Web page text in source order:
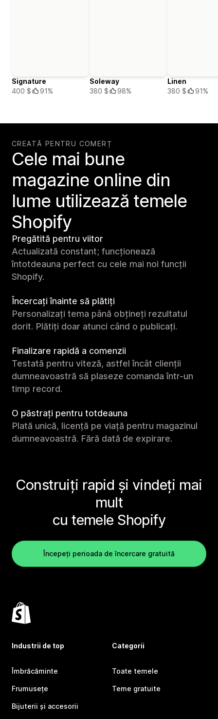
Signature
400 $
91%
Soleway
380 $
98%
Linen
380 $
91%
CREATĂ PENTRU COMERȚ
Cele mai bune
magazine online din
lume utilizează temele
Shopify
Pregătită pentru viitor
Actualizată constant; funcționează
întotdeauna perfect cu cele mai noi funcții
Shopify.
Încercați înainte să plătiți
Personalizați tema până obțineți rezultatul
dorit. Plătiți doar atunci când o publicați.
Finalizare rapidă a comenzii
Testată pentru viteză, astfel încât clienții
dumneavoastră să plaseze comanda într-un
timp record.
O păstrați pentru totdeauna
Plată unică, licență pe viață pentru magazinul
dumneavoastră. Fără dată de expirare.
Construiți rapid și vindeți mai
mult
cu temele Shopify
Începeți perioada de încercare gratuită
Industrii de top
Îmbrăcăminte
Frumusețe
Bijuterii și accesorii
Categorii
Toate temele
Teme gratuite